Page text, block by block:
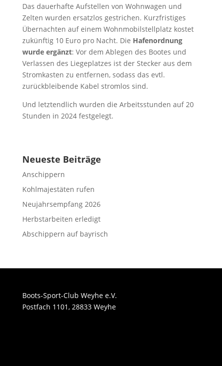
Das dauerhafte Aufstellen von Wohnwagen und
Zelten wurden ersatzlos gestrichen. Kurzfristiges
Übernachten auf einem Wohnmobilstellplatz kostet
zukünftig 10 Euro pro Nacht. Die Hafenordnung
wurde ergänzt: Vor dem Ablegen des Bootes und
Verlassen des Liegeplatzes ist der Stecker aus dem
Stromkasten zu entfernen, sodass das evtl.
zurückbleibende Kabel stromlos sind.
Und letztendlich wurden die Arbeitsstunden auf 20
Stunden in 2024 festgelegt.
Neueste Beiträge
Anschippern
Kohlmajestäten rufen
Neujahrsempfang 2026
Herbstarbeiten erledigt
Abschippern auf bayrisch
Boots-Sport-Club Weyhe e.V.
Postfach 1101, 28833 Weyhe